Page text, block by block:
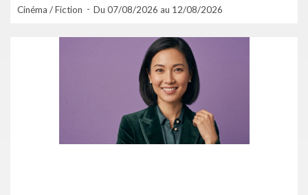
Cinéma / Fiction Du 07/08/2026 au 12/08/2026